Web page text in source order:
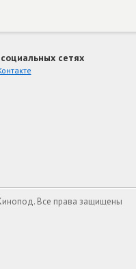
сетях
Все права защищены